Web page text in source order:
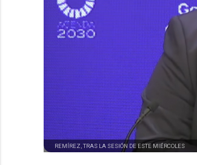
REMÍREZ, TRAS LA SESIÓN DE ESTE MIÉRCOLES